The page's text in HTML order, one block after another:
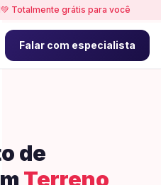
💚 Totalmente grátis para você
Falar com especialista
de
Terreno